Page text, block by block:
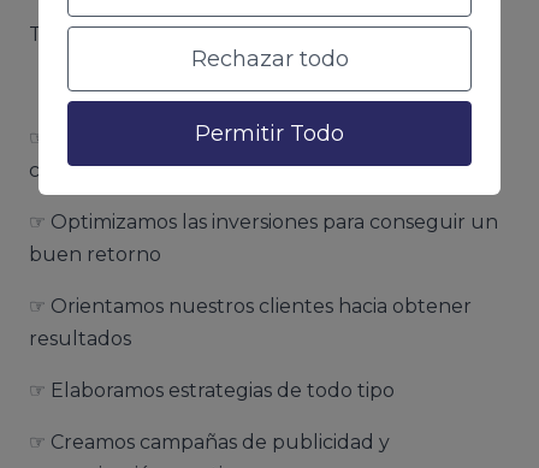
Rechazar todo
Permitir Todo
Trabajamos la publicidad de la siguiente manera:
☞ Ayudamos a que los anunciantes y
consumidores se encuentren
☞ Optimizamos las inversiones para conseguir un
buen retorno
☞ Orientamos nuestros clientes hacia obtener
resultados
☞ Elaboramos estrategias de todo tipo
☞ Creamos campañas de publicidad y